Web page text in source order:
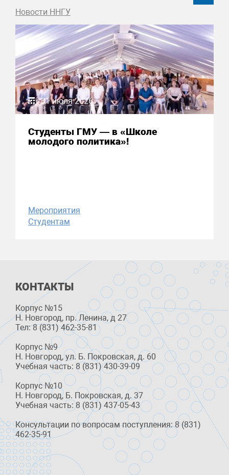
Новости ННГУ
31 июля 2026
Студенты ГМУ — в «Школе
молодого политика»!
Мероприятия
Студентам
КОНТАКТЫ
Корпус №15
Н. Новгород, пр. Ленина, д 27
Тел: 8 (831) 462-35-81
Корпус №9
Н. Новгород, ул. Б. Покровская, д. 60
Учебная часть: 8 (831) 430-39-09
Корпус №10
Н. Новгород, Б. Покровская, д. 37
Учебная часть: 8 (831) 437-05-43
Консультации по вопросам поступления: 8 (831)
462-35-91